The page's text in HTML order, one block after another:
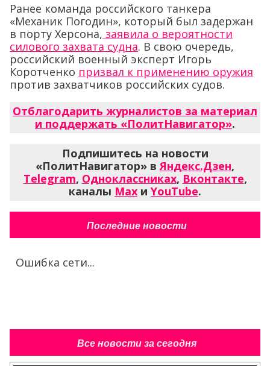
Ранее команда российского танкера
«Механик Погодин», который был задержан
в порту Херсона, заявила о вероятности
силового захвата судна. В свою очередь,
российский военный эксперт Игорь
Коротченко призвал к применению оружия
против захватчиков российских судов.
Отблагодарить журналистов за материал
и поддержать «ПолитНавигатор».
Подпишитесь на новости
«ПолитНавигатор» в Яндекс.Дзен,
Telegram, Одноклассниках, Вконтакте,
каналы Max и YouTube.
Последние новости
Ошибка сети...
Все новости за сегодня